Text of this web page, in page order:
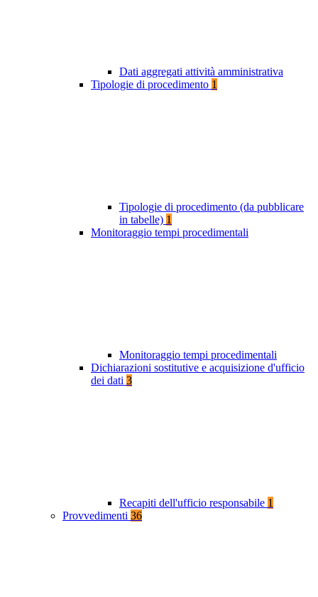
Dati aggregati attività amministrativa
Tipologie di procedimento 1
Tipologie di procedimento (da pubblicare
in tabelle) 1
Monitoraggio tempi procedimentali
Monitoraggio tempi procedimentali
Dichiarazioni sostitutive e acquisizione d'ufficio
dei dati 3
Recapiti dell'ufficio responsabile 1
Provvedimenti 36